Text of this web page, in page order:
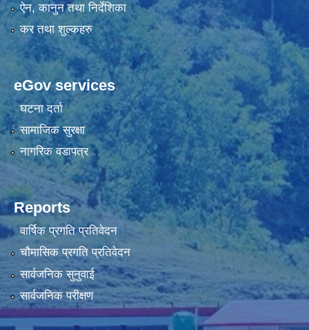
ऐन, कानुन तथा निर्देशिका
कर तथा शुल्कहरु
eGov services
घटना दर्ता
सामाजिक सुरक्षा
नागरिक वडापत्र
Reports
वार्षिक प्रगति प्रतिवेदन
चौमासिक प्रगति प्रतिवेदन
सार्वजनिक सुनुवाई
सार्वजनिक परीक्षण